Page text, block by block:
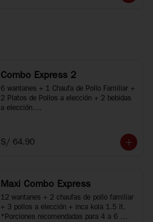
Combo Express 2
6 wantanes + 1 Chaufa de Pollo Familiar +
2 Platos de Pollos a elección + 2 bebidas
a elección.
*Imágenes referenciales
S/ 64.90
Maxi Combo Express
12 wantanes + 2 chaufas de pollo familiar
+ 3 pollos a elección + inca kola 1.5 lt.
*Porciones recomendadas para 4 a 6